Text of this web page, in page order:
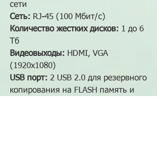
сети
Сеть: RJ-45 (100 Мбит/с)
Количество жестких дисков: 1 до 6
Тб
Видеовыходы: HDMI, VGA
(1920х1080)
USB порт: 2 USB 2.0 для резервного
копирования на FLASH память и